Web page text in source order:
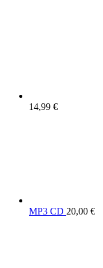
14,99 €
MP3 CD 20,00 €